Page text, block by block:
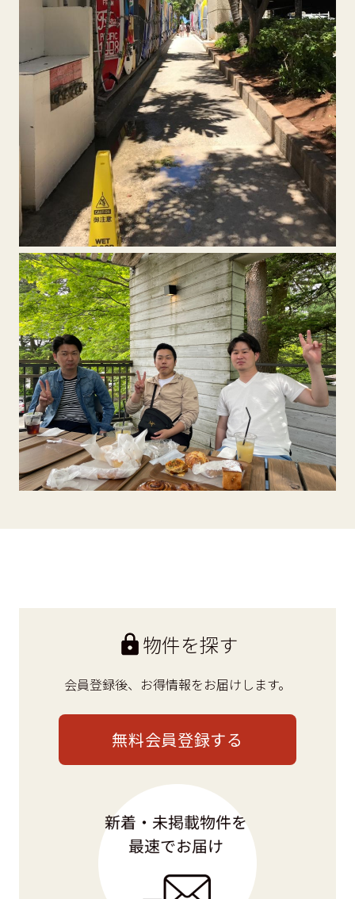
物件を探す
会員登録後、 お得情報をお届けします。
無料会員登録する